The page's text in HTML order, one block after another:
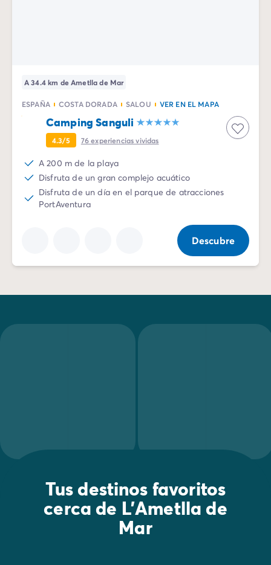
A 34.4 km de Ametlla de Mar
ESPAÑA COSTA DORADA SALOU VER EN EL MAPA
Camping Sanguli
4.3/5 76experiencias vividas
A 200 m de la playa
Disfruta de un gran complejo acuático
Disfruta de un día en el parque de atracciones
PortAventura
Descubre
Tus destinos favoritos
cerca de L’Ametlla de
Mar